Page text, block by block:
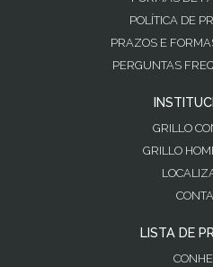
POLÍTICA DE
PRAZOS E
PERGUNTAS
GRILLO
GRILLO
LISTA DE